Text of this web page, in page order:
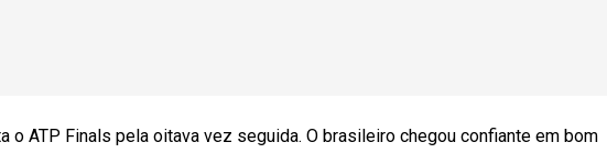
o ATP Finals pela oitava vez seguida. O brasileiro chegou confiante em bom